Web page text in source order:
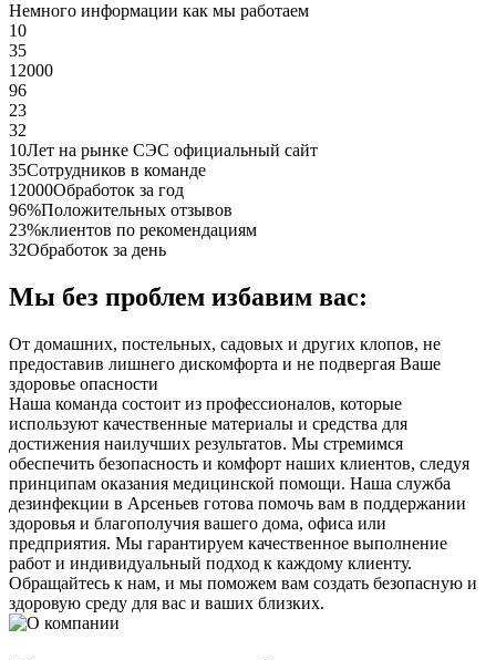
Немного информации как мы работаем
10
35
12000
96
23
32
10Лет на рынке СЭС официальный сайт
35Сотрудников в команде
12000Обработок за год
96%Положительных отзывов
23%клиентов по рекомендациям
32Обработок за день
Мы без проблем избавим вас:
От домашних, постельных, садовых и других клопов, не
предоставив лишнего дискомфорта и не подвергая Ваше
здоровье опасности
Наша команда состоит из профессионалов, которые
используют качественные материалы и средства для
достижения наилучших результатов. Мы стремимся
обеспечить безопасность и комфорт наших клиентов, следуя
принципам оказания медицинской помощи. Наша служба
дезинфекции в Арсеньев готова помочь вам в поддержании
здоровья и благополучия вашего дома, офиса или
предприятия. Мы гарантируем качественное выполнение
работ и индивидуальный подход к каждому клиенту.
Обращайтесь к нам, и мы поможем вам создать безопасную и
здоровую среду для вас и ваших близких.